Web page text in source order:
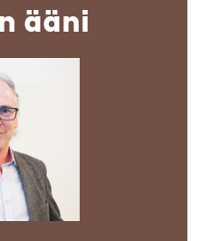
ääni